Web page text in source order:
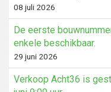
08 juli 2026
De eerste
enkele beschikbaar.
29 juni 2026
Verkoop Acht36 is